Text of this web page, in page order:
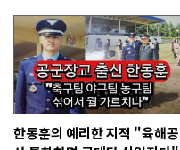
한동훈의 예리한 지적 "육해공